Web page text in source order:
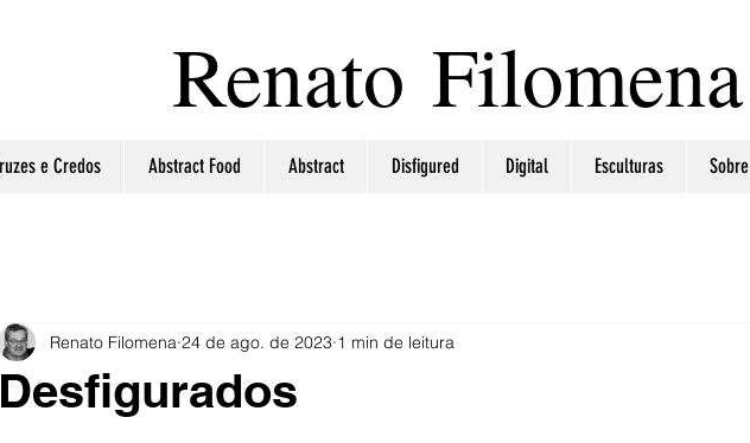
Renato Filomena
e Credos Abstract Food Abstract Disfigured Digital Esculturas Sobre
Desfigurados
Renato Filomena 24 de ago. de 2023 1 min de leitura